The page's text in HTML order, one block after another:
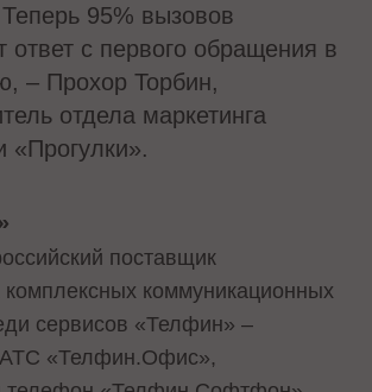
95% вызовов
ответ с первого обращения в
– Прохор Торбин,
отдела маркетинга
«Прогулки».
поставщик
коммуникационных
сервисов «Телфин» –
АТС «Телфин.Офис»,